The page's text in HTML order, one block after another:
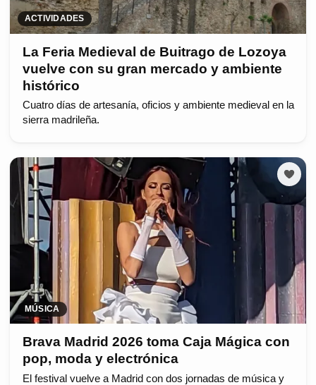
ACTIVIDADES
La Feria Medieval de Buitrago de Lozoya
vuelve con su gran mercado y ambiente
histórico
Cuatro días de artesanía, oficios y ambiente medieval en la
sierra madrileña.
MÚSICA
Brava Madrid 2026 toma Caja Mágica con
pop, moda y electrónica
El festival vuelve a Madrid con dos jornadas de música y